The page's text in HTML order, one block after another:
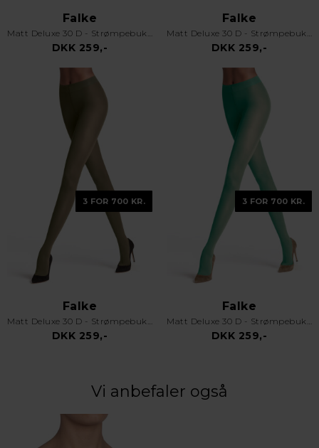
Falke
Matt Deluxe 30 D - Strømpebukser - Blå
DKK 259,-
Falke
Matt Deluxe 30 D - Strømpebukser - Lyse Grøn
DKK 259,-
3 FOR 700 KR.
Falke
Matt Deluxe 30 D - Strømpebukser - Støvet Grøn
DKK 259,-
3 FOR 700 KR.
Falke
Matt Deluxe 30 D - Strømpebukser - Grøn
DKK 259,-
Vi anbefaler også